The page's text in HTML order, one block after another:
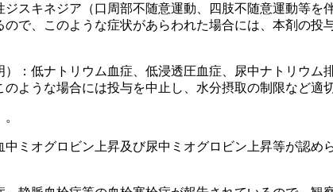
スキネジア（口周部不随意運動、四肢不随意運動等を
で、このような症状があらわれた場合には、本剤の投
：低ナトリウム血症、低浸透圧血症、尿中ナトリウム
ような場合には投与を中止し、水分摂取の制限など適
オグロビン上昇及び尿中ミオグロビン上昇等が認め